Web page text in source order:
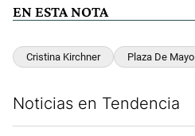
EN ESTA NOTA
Cristina Kirchner Plaza De Mayo
Noticias en Tendencia